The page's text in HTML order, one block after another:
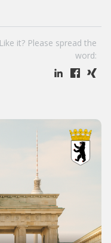
Like it? Please spread the
word: